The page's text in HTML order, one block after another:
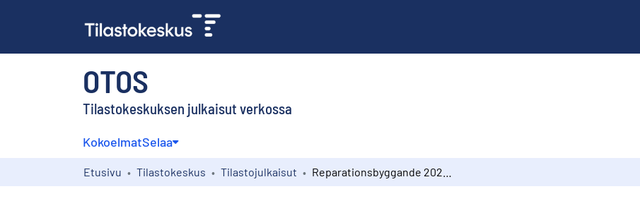
OTOS
Tilastokeskuksen julkaisut verkossa
KokoelmatSelaa
Etusivu Tilastokeskus Tilastojulkaisut